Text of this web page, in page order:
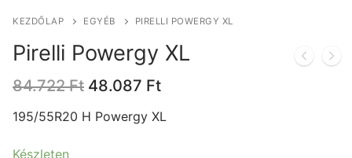
KEZDŐLAP EGYÉB PIRELLI POWERGY XL
Pirelli Powergy XL
84.722Ft Original
was:
48.087 FtCurrent
is:
195/55R20 H Powergy XL
Készleten